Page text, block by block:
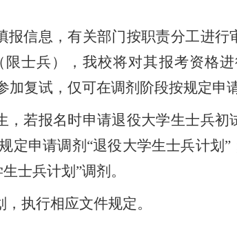
报信息，有关部门按职责分工进
限士兵）
，我校将对其报考资格
加复试，仅可在调剂阶段按规定申
，若报名时申请退役大学生士兵
定申请调剂 “退役大学生士兵计划
士兵计划”调剂。
，执行相应文件规定。